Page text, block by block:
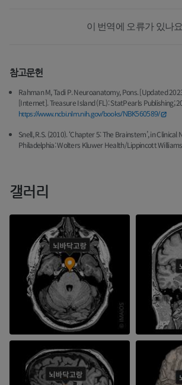
이 번역에 오류가 있나
참고문헌
Rahman M, Tadi P. Neuroanatomy, Pons. [Updated
[Internet]. Treasure Island (FL): StatPearls Publishing;
https://www.ncbi.nlm.nih.gov/books/NBK560589/
Snell, R.S. (2010). ‘Chapter 5: The Brainstem’, in
Philadelphia: Wolters Kluwer Health/Lippincott
갤러리